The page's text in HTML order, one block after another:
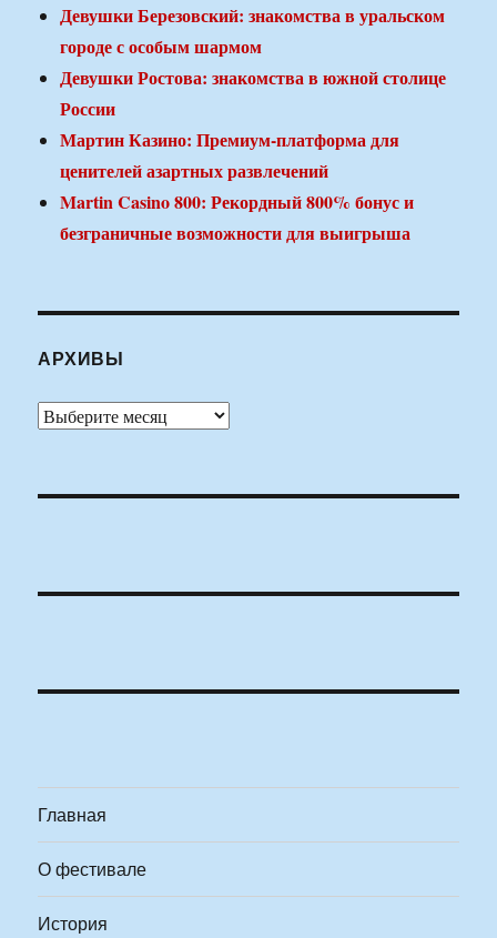
Девушки Березовский: знакомства в уральском
городе с особым шармом
Девушки Ростова: знакомства в южной столице
России
Мартин Казино: Премиум-платформа для
ценителей азартных развлечений
Martin Casino 800: Рекордный 800% бонус и
безграничные возможности для выигрыша
АРХИВЫ
Архивы
Главная
О фестивале
История